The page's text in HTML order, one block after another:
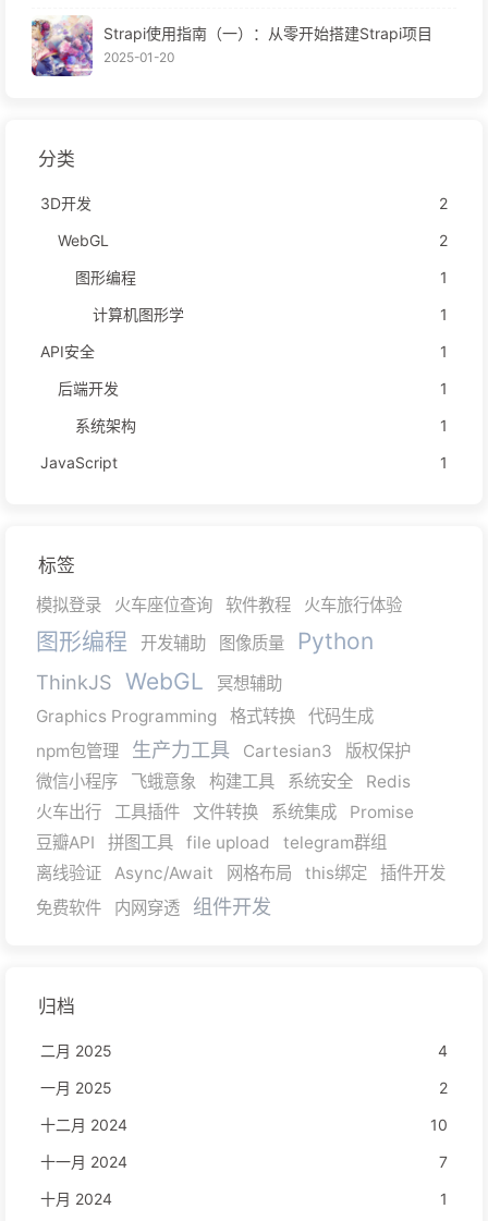
Strapi使用指南（一）：从零开始搭建Strapi项目
2025-01-20
分类
3D开发
2
WebGL
2
图形编程
1
计算机图形学
1
API安全
1
后端开发
1
系统架构
1
JavaScript
1
标签
模拟登录 火车座位查询 软件教程 火车旅行体验
图形编程 开发辅助 图像质量 Python
ThinkJS WebGL
冥想辅助
Graphics Programming
格式转换
代码生成
npm包管理
生产力工具 Cartesian3
版权保护
微信小程序
飞蛾意象 构建工具 系统安全
Redis
火车出行
工具插件 文件转换 系统集成
Promise
豆瓣API
拼图工具 file upload
telegram群组
离线验证
Async/Await 网格布局 this绑定
插件开发
免费软件
内网穿透 组件开发
归档
二月 2025
4
一月 2025
2
十二月 2024
10
十一月 2024
7
十月 2024
1